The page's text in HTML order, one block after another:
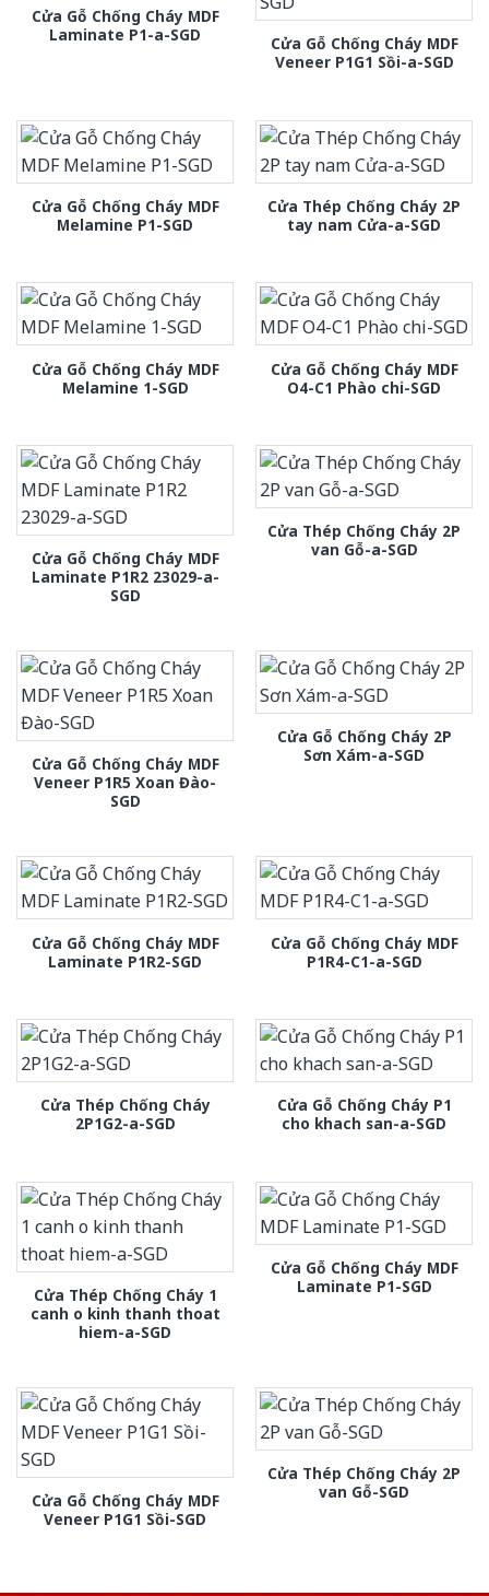
Cửa Gỗ Chống Cháy MDF
Laminate P1-a-SGD
Cửa Gỗ Chống Cháy MDF
Veneer P1G1 Sồi-a-SGD
Cửa Gỗ Chống Cháy MDF
Melamine P1-SGD
Cửa Thép Chống Cháy 2P
tay nam Cửa-a-SGD
Cửa Gỗ Chống Cháy MDF
Melamine 1-SGD
Cửa Gỗ Chống Cháy MDF
O4-C1 Phào chi-SGD
Cửa Gỗ Chống Cháy MDF
Laminate P1R2 23029-a-
SGD
Cửa Thép Chống Cháy 2P
van Gỗ-a-SGD
Cửa Gỗ Chống Cháy MDF
Veneer P1R5 Xoan Đào-
SGD
Cửa Gỗ Chống Cháy 2P
Sơn Xám-a-SGD
Cửa Gỗ Chống Cháy MDF
Laminate P1R2-SGD
Cửa Gỗ Chống Cháy MDF
P1R4-C1-a-SGD
Cửa Thép Chống Cháy
2P1G2-a-SGD
Cửa Gỗ Chống Cháy P1
cho khach san-a-SGD
Cửa Thép Chống Cháy 1
canh o kinh thanh thoat
hiem-a-SGD
Cửa Gỗ Chống Cháy MDF
Laminate P1-SGD
Cửa Gỗ Chống Cháy MDF
Veneer P1G1 Sồi-SGD
Cửa Thép Chống Cháy 2P
van Gỗ-SGD